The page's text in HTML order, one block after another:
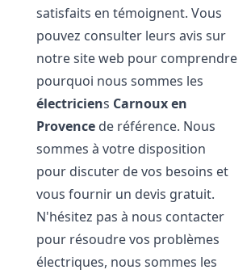
satisfaits en témoignent. Vous
pouvez consulter leurs avis sur
notre site web pour comprendre
pourquoi nous sommes les
électriciens Carnoux en
Provence de référence. Nous
sommes à votre disposition
pour discuter de vos besoins et
vous fournir un devis gratuit.
N'hésitez pas à nous contacter
pour résoudre vos problèmes
électriques, nous sommes les